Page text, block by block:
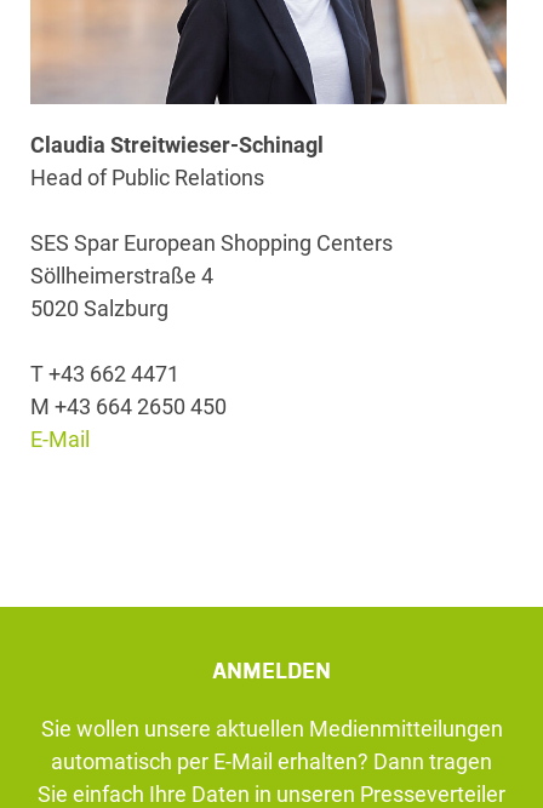
Claudia Streitwieser-Schinagl
Head of Public Relations
SES Spar European Shopping Centers
Söllheimerstraße 4
5020 Salzburg
T +43 662 4471
M +43 664 2650 450
E-Mail
ANMELDEN
Sie wollen unsere aktuellen Medienmitteilungen
automatisch per E-Mail erhalten? Dann tragen
Sie einfach Ihre Daten in unseren Presseverteiler